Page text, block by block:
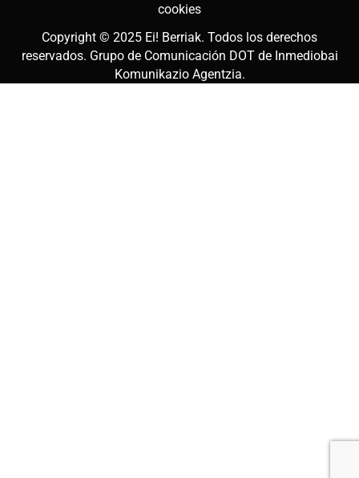
cookies
Copyright © 2025 Ei! Berriak. Todos los derechos
reservados. Grupo de Comunicación DOT de Inmediobai
Komunikazio Agentzia.